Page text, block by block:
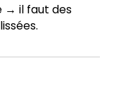
→ il faut des
.